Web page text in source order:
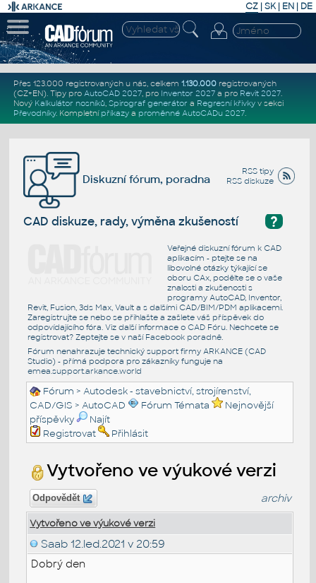
CZ | SK| EN | DE
Přes 123.000 registrovaných u nás, celkem 1.130.000registrovaných
(CZ+EN). Tipy pro AutoCAD 2027, pro Inventor 2027a pro Revit 2027.
Nový Kalkulátor nosníků, Spirograf generátor a Regresní křivkyv sekci
Převodníky. Kompletní příkazya proměnné AutoCADu 2027.
RSS tipy
RSS diskuze
Diskuzní fórum, poradna
?
CAD diskuze, rady, výměna zkušeností
Veřejné diskuzní fórum k CAD
aplikacím - ptejte se na
libovolné otázky týkající se
oboru CAx, podělte se o vaše
znalosti a zkušenosti s
programy AutoCAD, Inventor,
Revit, Fusion, 3ds Max, Vault a s dalšími CAD/BIM/PDM aplikacemi.
Zaregistrujte se nebo se přihlašte a zašlete váš příspěvek do
odpovídajícího fóra. Viz další informace o CAD Fóru. Nechcete se
registrovat? Zeptejte se v naší Facebook poradně.
Fórum nenahrazuje technický support firmy ARKANCE (CAD
Studio) - přímá podpora pro zákazníky funguje na
emea.support.arkance.world
Fórum >Autodesk - stavebnictví, strojírenství,
CAD/GIS >AutoCAD Fórum Témata
Nejnovější
příspěvky
Najít
Registrovat
Přihlásit
Vytvořeno ve výukové verzi
Odpovědět archiv
Vytvořeno ve výukové verzi
Saab 12.led.2021 v 20:59
Dobrý den